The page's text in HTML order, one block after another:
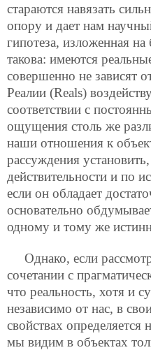
стараются навязать
опору и дает нам
гипотеза, изложенная
такова: имеются
совершенно не зависят
Реалии (Reals)
соответствии с
ощущения столь же
наши отношения к
рассуждения
действительности и по
если он обладает
основательно
одному и тому же
Однако, если
сочетании с
что реальность, хотя и
независимо от нас, в
свойствах
мы видим в объектах